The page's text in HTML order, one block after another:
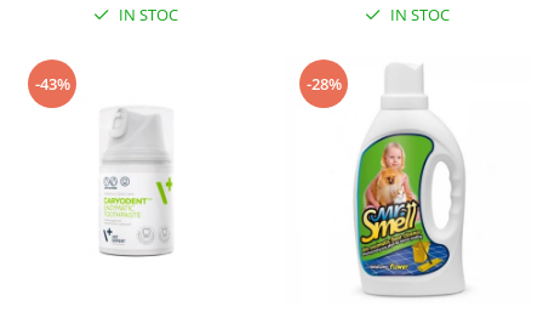
Solutii Atractante si repelente
IN STOC IN STOC
-43% -28%